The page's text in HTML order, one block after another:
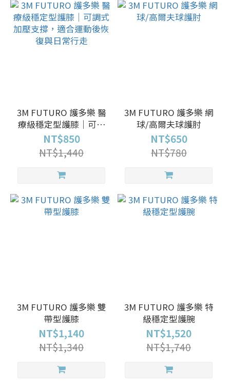
3M FUTURO 護多樂 醫
療級穩定型護膝｜可調
式加壓支撐，適合運動
後恢復與日常行走
NT$850
NT$1,440
3M FUTURO 護多樂 網
球/高爾夫球護肘
NT$650
NT$780
3M FUTURO 護多樂 雙
帶型護膝
NT$1,140
NT$1,340
3M FUTURO 護多樂 特
級穩定型護腕
NT$1,520
NT$1,740